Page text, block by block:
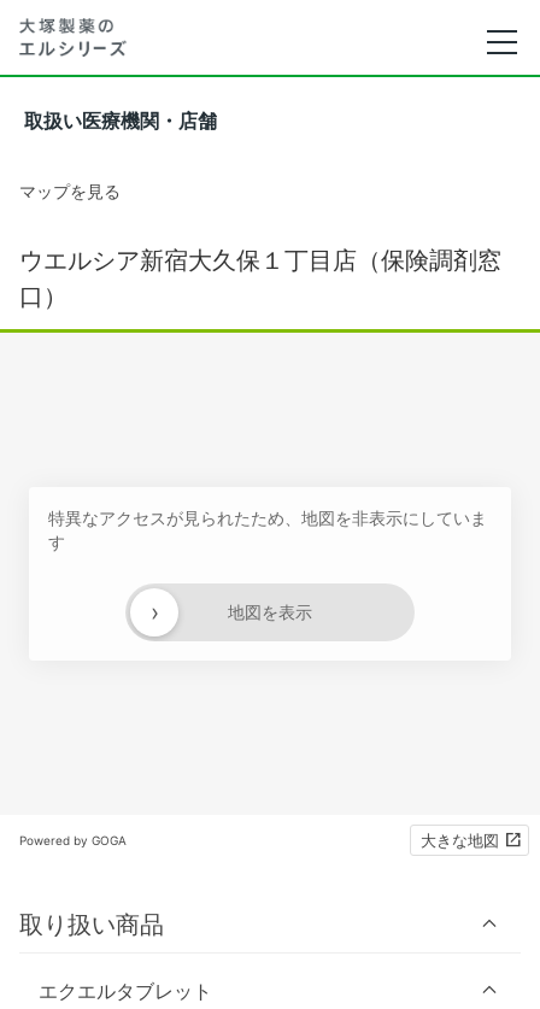
取扱い医療機関・店舗
マップを見る
ウエルシア新宿大久保１丁目店（保険調剤窓
口）
特異なアクセスが見られたため、地図を非表示にしていま
す
地図を表示
›
Powered by GOGA 大きな地図
取り扱い商品
エクエルタブレット